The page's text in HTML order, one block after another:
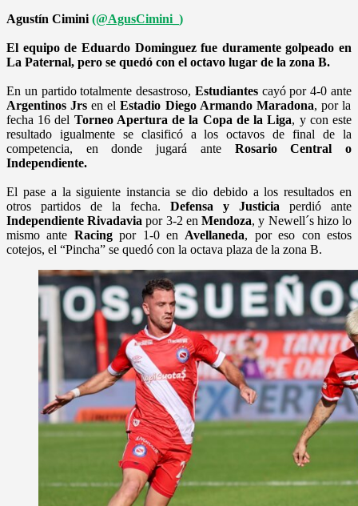
Agustín Cimini (@AgusCimini_)
El equipo de Eduardo Dominguez fue duramente golpeado en
La Paternal, pero se quedó con el octavo lugar de la zona B.
En un partido totalmente desastroso, Estudiantescayó por 4-0 ante
Argentinos Jrs en el Estadio Diego Armando Maradona, por la
fecha 16 del Torneo Apertura de la Copa de la Liga, y con este
resultado igualmente se clasificó a los octavos de final de la
competencia, en donde jugará ante Rosario Central o
Independiente.
El pase a la siguiente instancia se dio debido a los resultados en
otros partidos de la fecha. Defensa y Justicia perdió ante
Independiente Rivadavia por 3-2 enMendoza, y Newell´s hizo lo
mismo ante Racingpor 1-0 en Avellaneda, por eso con estos
cotejos, el “Pincha” se quedó con la octava plaza de la zona B.